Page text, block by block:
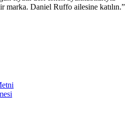
marka. Daniel Ruffo ailesine katılın.”